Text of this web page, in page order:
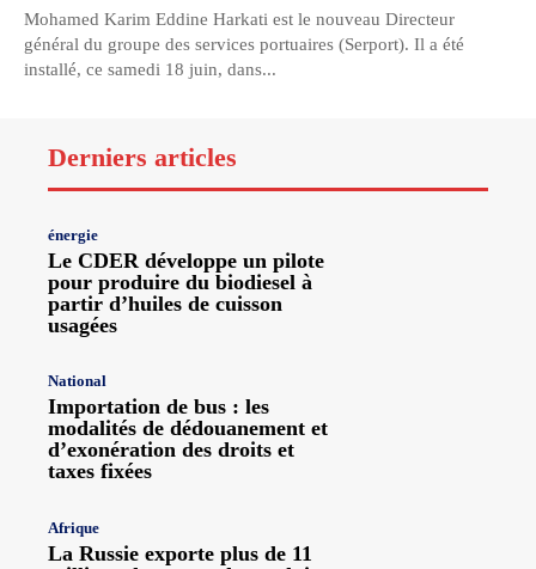
Mohamed Karim Eddine Harkati est le nouveau Directeur
général du groupe des services portuaires (Serport). Il a été
installé, ce samedi 18 juin, dans...
Derniers articles
énergie
Le CDER développe un pilote
pour produire du biodiesel à
partir d’huiles de cuisson
usagées
National
Importation de bus : les
modalités de dédouanement et
d’exonération des droits et
taxes fixées
Afrique
La Russie exporte plus de 11